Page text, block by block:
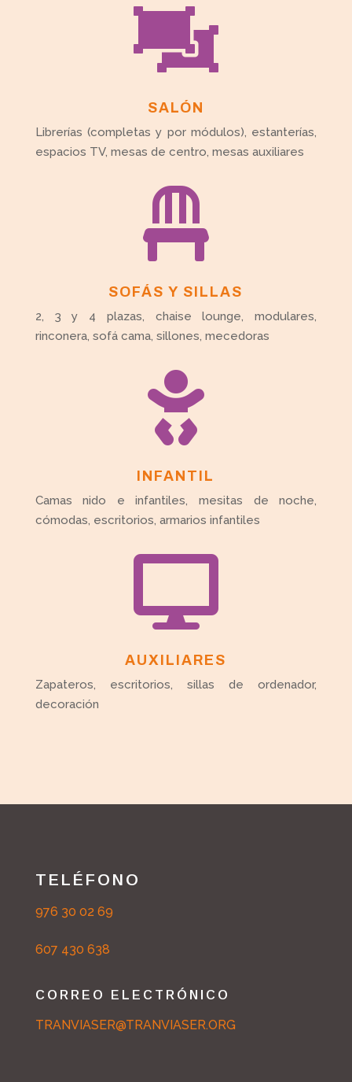

SALÓN
Librerías (completas y por módulos), estanterías,
espacios TV, mesas de centro, mesas auxiliares

SOFÁS Y SILLAS
2, 3 y 4 plazas, chaise lounge, modulares,
rinconera, sofá cama, sillones, mecedoras

INFANTIL
Camas nido e infantiles, mesitas de noche,
cómodas, escritorios, armarios infantiles

AUXILIARES
Zapateros, escritorios, sillas de ordenador,
decoración
TELÉFONO
976 30 02 69
607 430 638
CORREO ELECTRÓNICO
TRANVIASER@TRANVIASER.ORG